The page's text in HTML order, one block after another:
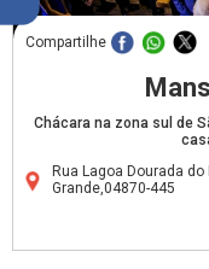
Compartilhe
Chácara na zona sul de
Rua Lagoa Dourada
Grande,04870-445